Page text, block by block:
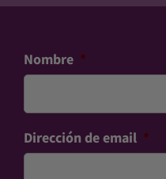
Nombre *
Dirección de email *